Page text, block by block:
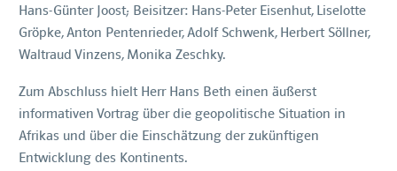
Hans-Günter Joost; Beisitzer: Hans-Peter Eisenhut, Liselotte
Gröpke, Anton Pentenrieder, Adolf Schwenk, Herbert Söllner,
Waltraud Vinzens, Monika Zeschky.
Zum Abschluss hielt Herr Hans Beth einen äußerst
informativen Vortrag über die geopolitische Situation in
Afrikas und über die Einschätzung der zukünftigen
Entwicklung des Kontinents.